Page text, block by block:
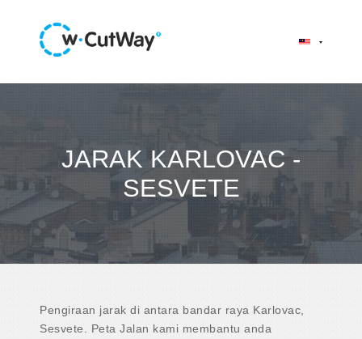
JARAK KARLOVAC -
SESVETE
Pengiraan jarak di antara bandar raya Karlovac,
Sesvete. Peta Jalan kami membantu anda